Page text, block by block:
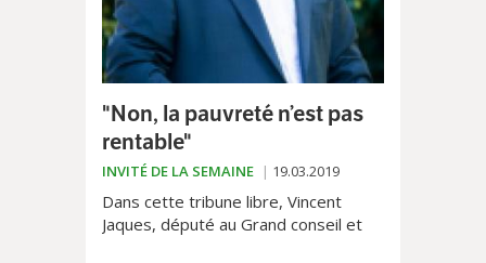
"Non, la pauvreté n’est pas
rentable"
INVITÉ DE LA SEMAINE 19.03.2019
Dans cette tribune libre, Vincent
Jaques, député au Grand conseil et